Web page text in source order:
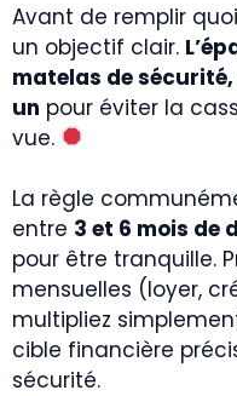
Avant de remplir
un objectif clair.
matelas de
un pour éviter la
vue.
La règle
entre 3 et 6 mois de
pour être tranquille.
mensuelles (loyer,
multipliez
cible financière
sécurité.